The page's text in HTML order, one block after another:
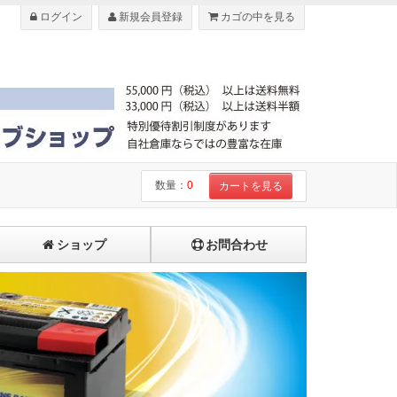
ログイン 新規会員登録 カゴの中を見る
数量： 0 カートを見る
ショップ お問合わせ